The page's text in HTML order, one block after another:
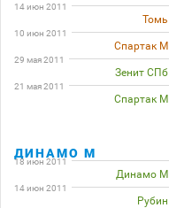
14 июн 2011
Томь
10 июн 2011
Спартак М
29 мая 2011
Зенит СПб
21 мая 2011
Спартак М
ДИНАМО М
18 июн 2011
Динамо М
14 июн 2011
Рубин